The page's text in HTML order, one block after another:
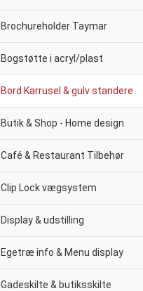
Brochureholder Taymar
Bogstøtte i acryl/plast
Bord Karrusel & gulv standere
Butik & Shop - Home design
Café & Restaurant Tilbehør
Clip Lock vægsystem
Display & udstilling
Egetræ info & Menu display
Gadeskilte & butiksskilte